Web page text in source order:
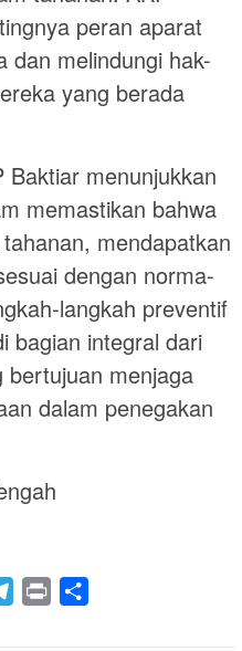
peran aparat
dan melindungi hak-
yang berada
Baktiar menunjukkan
memastikan bahwa
mendapatkan
dengan norma-
langkah preventif
bagian integral dari
bertujuan menjaga
dalam penegakan
Telegram
Print